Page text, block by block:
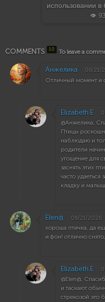
использовании в
👁️
COMMENTS 10 To leave a
Анжелика 06/21/
Отличный момент и
Elizabeth.E
@Анжелика,
Птицы
наблюдаю и
родители
угощение для
заснять этих
часто удаеться
кладку и
Elen@ 06/21/2026
хороша птичка, да
и фон! отлично
Elizabeth.E
@Elen@,
и таскают
стрекозой это